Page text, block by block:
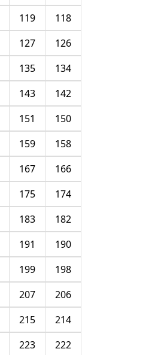
118
119
126
127
134
135
142
143
150
151
158
159
166
167
174
175
182
183
190
191
198
199
206
207
214
215
222
223